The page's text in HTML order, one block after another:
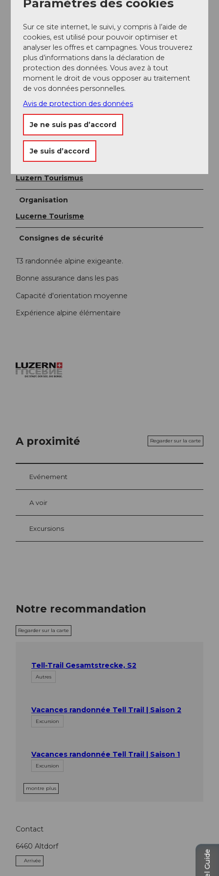
- Distance = 207,3 km
- Montées = 13'658 m
- Descentes = 12'956 m
Sans train/bac/bus
- Distance = 156,3 km
- Montées = 7'126 m
- Descente = 8'176 m
Auteur(e)
Luzern Tourismus
Organisation
Lucerne Tourisme
Consignes de sécurité
T3 randonnée alpine exigeante.
Bonne assurance dans les pas
Capacité d'orientation moyenne
Expérience alpine élémentaire
A proximité Regarder sur la carte
Evénement
A voir
Excursions
Notre recommandation
Regarder sur la carte
Tell-Trail Gesamtstrecke, S2
Autres
Vacances randonnée Tell Trail | Saison 2
Excursion
Vacances randonnée Tell Trail | Saison 1
Excursion
montre plus
Contact
6460 Altdorf
Arrivée
Paramètres des cookies
Sur ce site internet, le suivi, y compris à l’aide de
cookies, est utilisé pour pouvoir optimiser et
analyser les offres et campagnes. Vous trouverez
plus d’informations dans la déclaration de
protection des données. Vous avez à tout
moment le droit de vous opposer au traitement
de vos données personnelles.
Avis de protection des données
Je ne suis pas d’accord
Je suis d’accord